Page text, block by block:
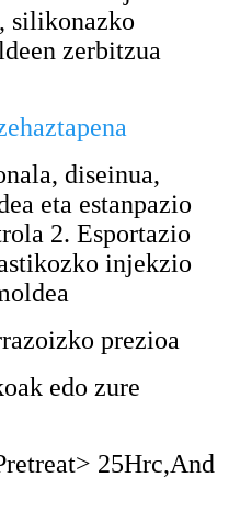
silikonazko
zerbitzua
diseinua,
eta estanpazio
2. Esportazio
injekzio
prezioa
edo zure
25Hrc,And